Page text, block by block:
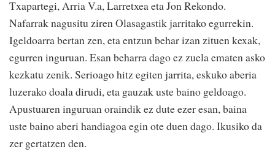
Txapartegi, Arria V.a, Larretxea eta Jon Rekondo.
Nafarrak nagusitu ziren Olasagastik jarritako egurrekin.
Igeldoarra bertan zen, eta entzun behar izan zituen kexak,
egurren inguruan. Esan beharra dago ez zuela ematen asko
kezkatu zenik. Serioago hitz egiten jarrita, eskuko aberia
luzerako doala dirudi, eta gauzak uste baino geldoago.
Apustuaren inguruan oraindik ez dute ezer esan, baina
uste baino aberi handiagoa egin ote duen dago. Ikusiko da
zer gertatzen den.